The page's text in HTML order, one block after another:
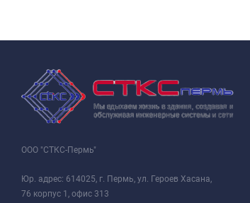
ООО "СТКС-Пермь"
Юр. адрес: 614025, г. Пермь, ул. Героев Хасана,
76 корпус 1, офис 313